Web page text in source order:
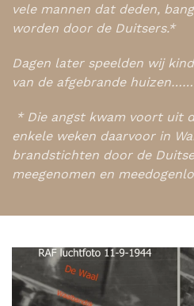
vele mannen dat deden,
worden door de Duitsers.*
Dagen later speelden wij
van de afgebrande
* Die angst kwam voort uit
enkele weken daarvoor in
brandstichten door de
meegenomen en